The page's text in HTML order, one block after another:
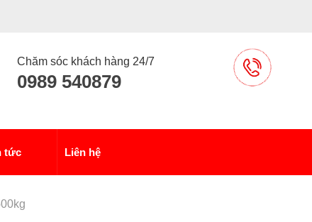
Chăm sóc khách hàng 24/7
0989 540879
tức Liên hệ